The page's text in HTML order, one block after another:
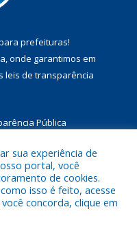
prefeituras!
onde garantimos em
leis de transparência
Pública
Municipal de Aurora do
sua experiência de
portal, você
de cookies.
isso é feito, acesse
você concorda, clique em